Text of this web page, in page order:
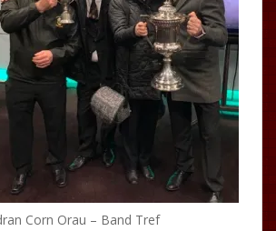
Corn Orau – Band Tref